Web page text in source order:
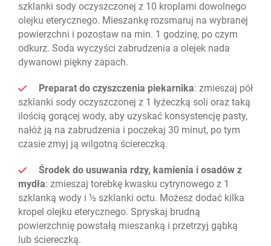
szklanki sody oczyszczonej z 10 kroplami dowolnego
olejku eterycznego. Mieszankę rozsmaruj na wybranej
powierzchni i pozostaw na min. 1 godzinę, po czym
odkurz. Soda wyczyści zabrudzenia a olejek nada
dywanowi piękny zapach.
Preparat do czyszczenia piekarnika: zmieszaj pół
szklanki sody oczyszczonej z 1 łyżeczką soli oraz taką
ilością gorącej wody, aby uzyskać konsystencję pasty,
nałóż ją na zabrudzenia i poczekaj 30 minut, po tym
czasie zmyj ją wilgotną ściereczką.
Środek do usuwania rdzy, kamienia i osadów z
mydła: zmieszaj torebkę kwasku cytrynowego z 1
szklanką wody i ½ szklanki octu. Możesz dodać kilka
kropel olejku eterycznego. Spryskaj brudną
powierzchnię powstałą mieszanką i przetrzyj gąbką
lub ściereczką.